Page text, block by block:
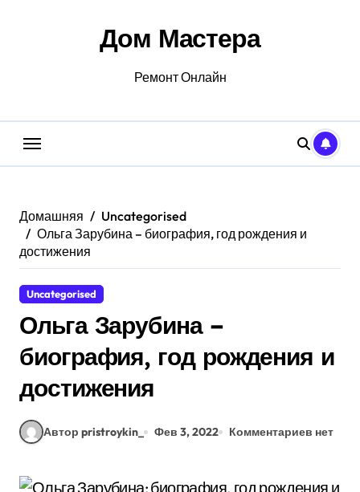
Дом Мастера
Ремонт Онлайн
Домашняя
Uncategorised
Ольга Зарубина – биография, год рождения и
достижения
Uncategorised
Ольга Зарубина –
биография, год рождения и
достижения
Автор pristroykin_ Фев 3, 2022 Комментариев нет